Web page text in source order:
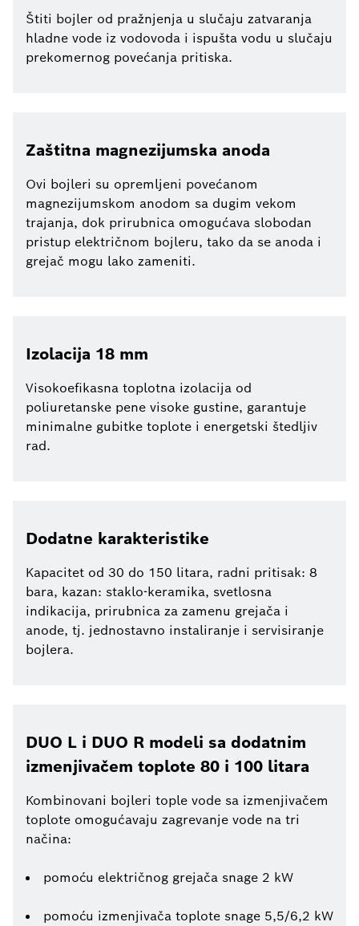
Štiti bojler od pražnjenja u slučaju zatvaranja
hladne vode iz vodovoda i ispušta vodu u slučaju
prekomernog povećanja pritiska.
Zaštitna magnezijumska anoda
Ovi bojleri su opremljeni povećanom
magnezijumskom anodom sa dugim vekom
trajanja, dok prirubnica omogućava slobodan
pristup električnom bojleru, tako da se anoda i
grejač mogu lako zameniti.
Izolacija 18 mm
Visokoefikasna toplotna izolacija od
poliuretanske pene visoke gustine, garantuje
minimalne gubitke toplote i energetski štedljiv
rad.
Dodatne karakteristike
Kapacitet od 30 do 150 litara, radni pritisak: 8
bara, kazan: staklo-keramika, svetlosna
indikacija, prirubnica za zamenu grejača i
anode, tj. jednostavno instaliranje i servisiranje
bojlera.
DUO L i DUO R modeli sa dodatnim
izmenjivačem toplote 80 i 100 litara
Kombinovani bojleri tople vode sa izmenjivačem
toplote omogućavaju zagrevanje vode na tri
načina:
pomoću električnog grejača snage 2 kW
pomoću izmenjivača toplote snage 5,5/6,2 kW